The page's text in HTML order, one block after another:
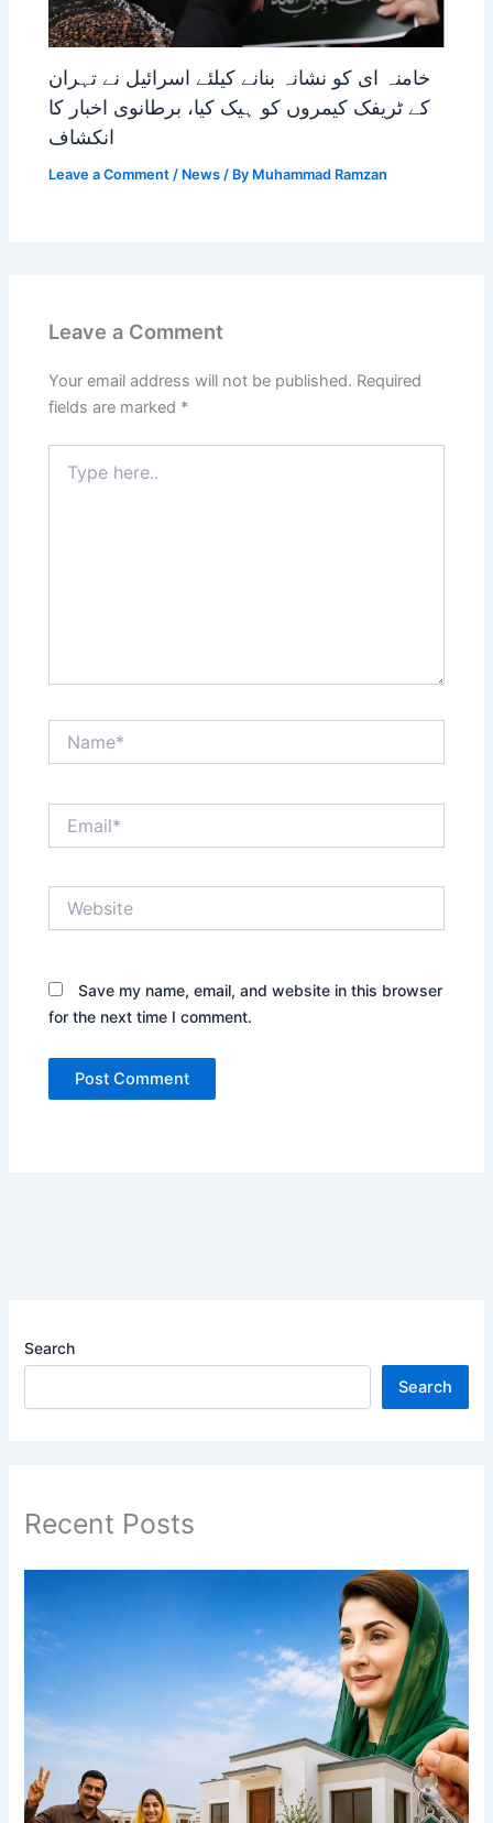
خامنہ ای کو نشانہ بنانے کیلئے اسرائیل نے تہران
کے ٹریفک کیمروں کو ہیک کیا، برطانوی اخبار کا
انکشاف
Leave a Comment / News / By Muhammad Ramzan
Leave a Comment
Your email address will not be published. Required
fields are marked *
here..
Save my name, email, and website in this browser
for the next time I comment.
Search
Search
Recent Posts